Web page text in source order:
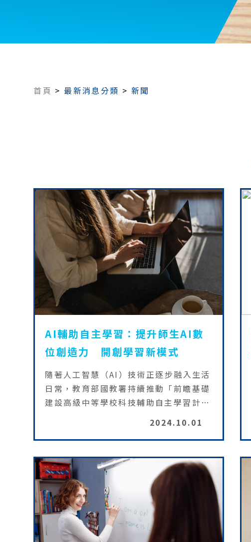
首頁 > 最新消息分類 > 新聞
AI輔助自主學習：提升師生AI數
位創造力 開創學習新模式
隨著人工智慧（AI）技術正逐步融入生活
日常，教育部國教署持續推動「前瞻基礎
建設高級中等學校科技輔助自主學習計
「AI輔助自主學習」，以提升師生對AI技
術應用能力，促進教育創新，並幫助學生
培養自主學習的能力，從而大幅提升學習
成效。
2024.10.01